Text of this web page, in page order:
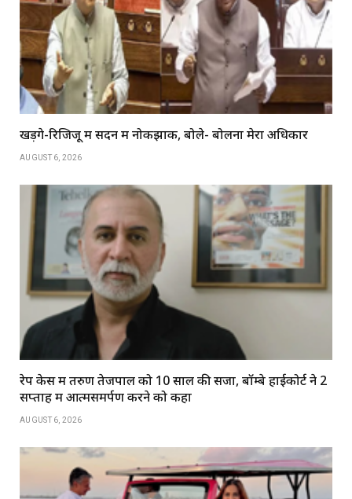
खड़गे-रिजिजू में सदन में नोकझोंक, बोले- बोलना मेरा अधिकार
AUGUST 6, 2026
रेप केस में तरुण तेजपाल को 10 साल की सजा, बॉम्बे हाईकोर्ट ने 2
सप्ताह में आत्मसमर्पण करने को कहा
AUGUST 6, 2026